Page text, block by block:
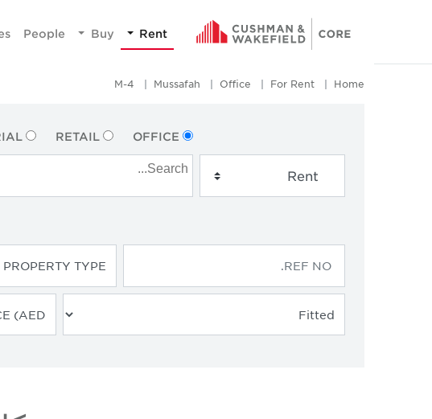
Rent
Buy
People
Home
For Rent
Office
Mussafah
M-4
OFFICE
RETAIL